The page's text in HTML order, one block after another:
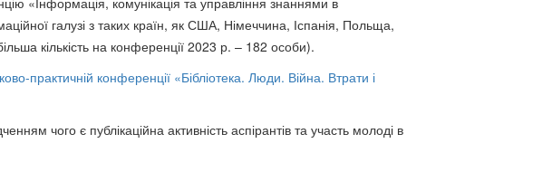
галузі з таких країн, як США, Німеччина, Іспанія, Польща,
кількість на конференції 2023 р. – 182 особи).
практичній конференції «Бібліотека. Люди. Війна. Втрати і
чого є публікаційна активність аспірантів та участь молоді в